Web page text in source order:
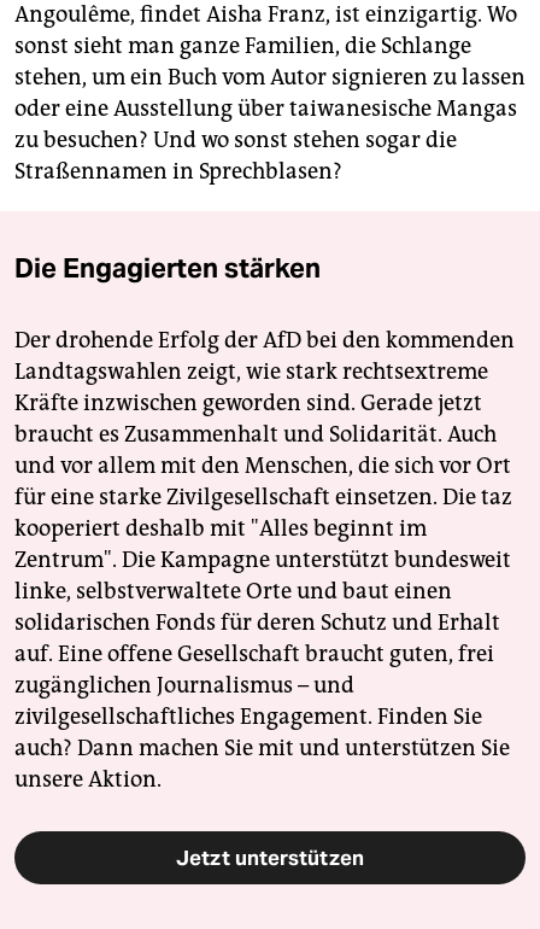
Angoulême, findet Aisha Franz, ist einzigartig. Wo
sonst sieht man ganze Familien, die Schlange
stehen, um ein Buch vom Autor signieren zu lassen
oder eine Ausstellung über taiwanesische Mangas
zu besuchen? Und wo sonst stehen sogar die
Straßennamen in Sprechblasen?
Die Engagierten stärken
Der drohende Erfolg der AfD bei den kommenden
Landtagswahlen zeigt, wie stark rechtsextreme
Kräfte inzwischen geworden sind. Gerade jetzt
braucht es Zusammenhalt und Solidarität. Auch
und vor allem mit den Menschen, die sich vor Ort
für eine starke Zivilgesellschaft einsetzen. Die taz
kooperiert deshalb mit "Alles beginnt im
Zentrum". Die Kampagne unterstützt bundesweit
linke, selbstverwaltete Orte und baut einen
solidarischen Fonds für deren Schutz und Erhalt
auf. Eine offene Gesellschaft braucht guten, frei
zugänglichen Journalismus – und
zivilgesellschaftliches Engagement. Finden Sie
auch? Dann machen Sie mit und unterstützen Sie
unsere Aktion.
Jetzt unterstützen